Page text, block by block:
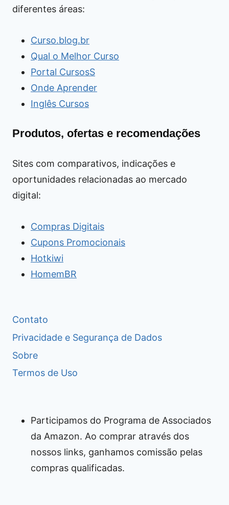
diferentes áreas:
Curso.blog.br
Qual o Melhor Curso
Portal CursosS
Onde Aprender
Inglês Cursos
Produtos, ofertas e recomendações
Sites com comparativos, indicações e
oportunidades relacionadas ao mercado
digital:
Compras Digitais
Cupons Promocionais
Hotkiwi
HomemBR
Contato
Privacidade e Segurança de Dados
Sobre
Termos de Uso
Participamos do Programa de Associados
da Amazon. Ao comprar através dos
nossos links, ganhamos comissão pelas
compras qualificadas.